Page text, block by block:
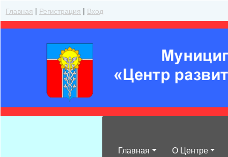
Главная | Регистрация | Вход
Главная О Центре